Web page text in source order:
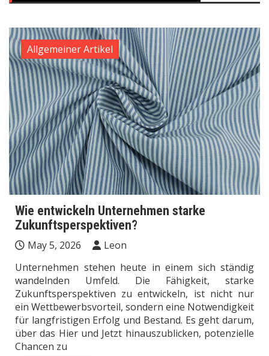
Allgemeiner Artikel
Wie entwickeln Unternehmen starke
Zukunftsperspektiven?
May 5, 2026
Leon
Unternehmen stehen heute in einem sich ständig
wandelnden Umfeld. Die Fähigkeit, starke
Zukunftsperspektiven zu entwickeln, ist nicht nur
ein Wettbewerbsvorteil, sondern eine Notwendigkeit
für langfristigen Erfolg und Bestand. Es geht darum,
über das Hier und Jetzt hinauszublicken, potenzielle
Chancen zu